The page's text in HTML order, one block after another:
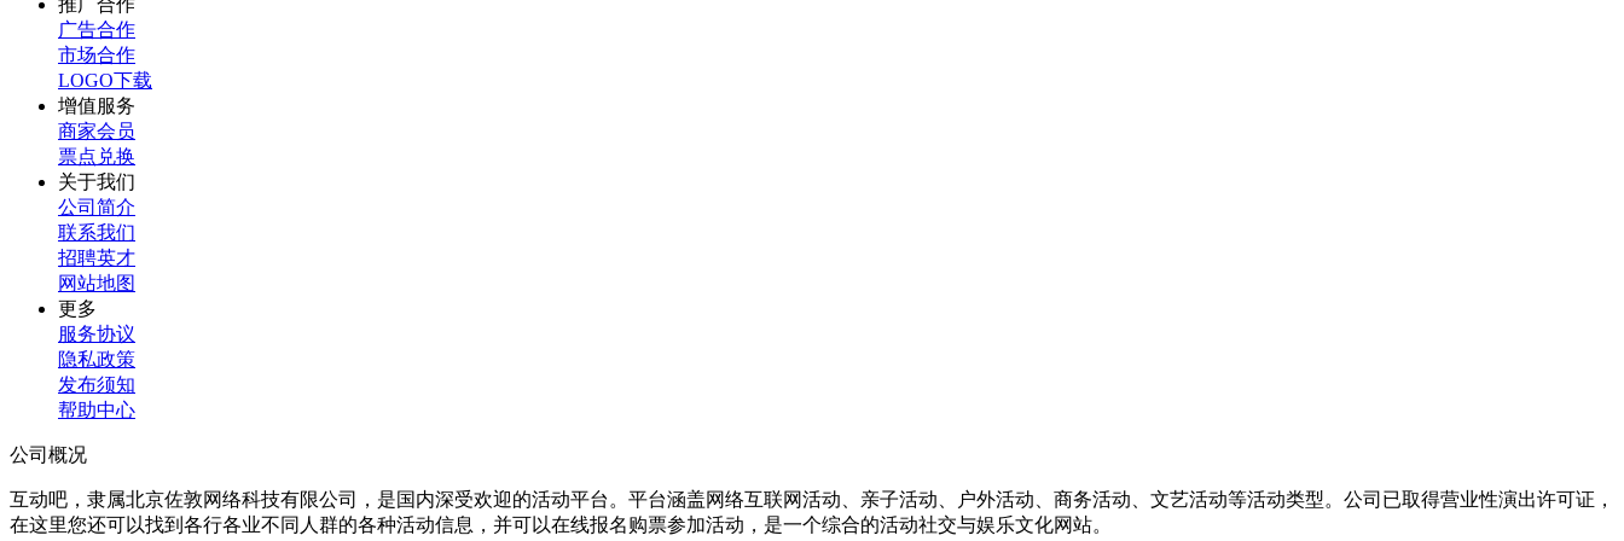
推广合作
广告合作
市场合作
LOGO下载
增值服务
商家会员
票点兑换
关于我们
公司简介
联系我们
招聘英才
网站地图
更多
服务协议
隐私政策
发布须知
帮助中心
公司概况
互动吧，隶属北京佐敦网络科技有限公司，是国内深受欢迎的活动平台。平台涵盖网络互联网活动、亲子活动、户外活动、商务活动、文艺活动等活动类型。公司已取得营业性演出许可证，
在这里您还可以找到各行各业不同人群的各种活动信息，并可以在线报名购票参加活动，是一个综合的活动社交与娱乐文化网站。